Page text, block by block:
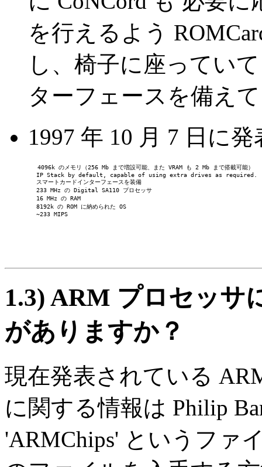
を行えるよう
し、椅子に座ってい
ターフェースを備え
1997 年 10 月 7 日に
        4096k のメモリ（256 Mb まで増設可能、また VRAM も 2 Mb まで搭載可能）
         IP Stack by default, capable of using extra drives as required.
         スマートカードインターフェースを装備
         233 MHz の Digital SA110 プロセッサ
         16 MHz の RAM
         8192k の ROM に納められた OS
         ~233 MIPS
1.3) ARM プロセッサ
がありますか？
現在発表されている
に関する情報は Philip
'ARMChips' というファ